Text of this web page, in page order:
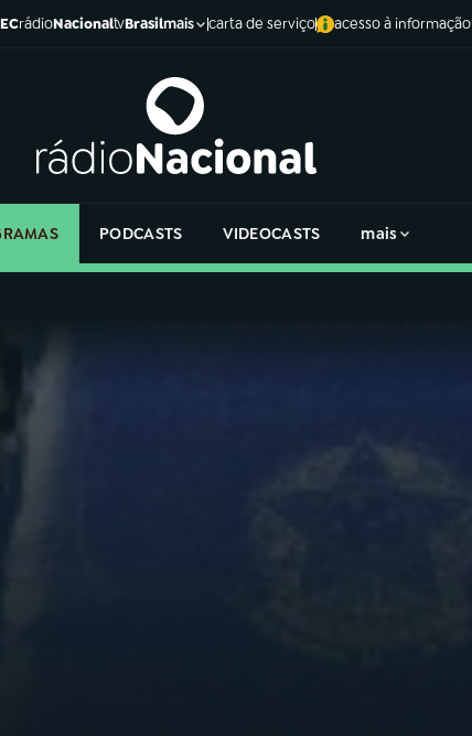
rádioNacionaltvBrasilmais carta de serviço acesso à informação
PODCASTS VIDEOCASTS mais